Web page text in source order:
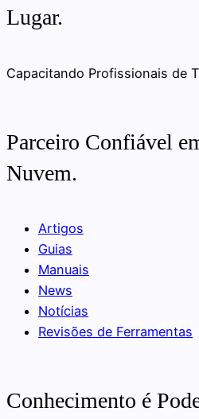
Lugar.
Capacitando Profissionais de
Parceiro Confiável
Nuvem.
Artigos
Guias
Manuais
News
Notícias
Revisões de Ferramentas
Conhecimento é